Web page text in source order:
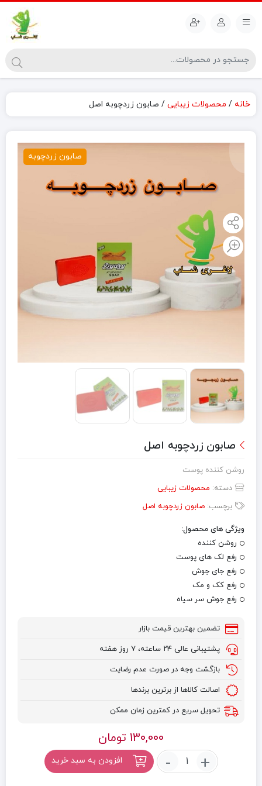
خانه / محصولات زیبایی / صابون زردچوبه اصل
صابون زردچوبه
صابون زردچوبه اصل
روشن کننده پوست
دسته: محصولات زیبایی
برچسب: صابون زردچوبه اصل
ویژگی های محصول:
روشن کننده
رفع لک های پوست
رفع جای جوش
رفع کک و مک
رفع جوش سر سیاه
تضمین بهترین قیمت بازار
پشتیبانی عالی ۲۴ ساعته، ۷ روز هفته
بازگشت وجه در صورت عدم رضایت
اصالت کالاها از برترین برندها
تحویل سریع در کمترین زمان ممکن
130,000 تومان
+
صابون
- افزودن به سبد خرید